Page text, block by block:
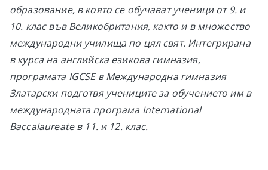
образование, в която се обучават ученици от9. и
10. клас във Великобритания, както и в множество
международни училища по цял свят. Интегрирана
в курса на английска езикова гимназия,
програмата IGCSE вМеждународна гимназия
Златарски подготвя учениците за обучението им в
международната програма International
Baccalaureate в 11. и 12. клас.